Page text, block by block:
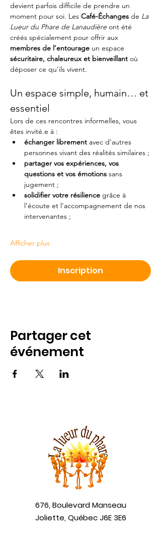
devient parfois difficile de prendre un
moment pour soi. Les Café-Échanges de La
Lueur du Phare de Lanaudière ont été
créés spécialement pour offrir aux
membres de l’entourage un espace
sécuritaire, chaleureux et bienveillant où
déposer ce qu’ils vivent.
Un espace simple, humain… et
essentiel
Lors de ces rencontres informelles, vous
êtes invité.e à :
échanger librement avec d’autres
personnes vivant des réalités similaires ;
partager vos expériences, vos
questions et vos émotions sans
jugement ;
solidifier votre résilience grâce à
l’écoute et l’accompagnement de nos
intervenantes ;
Afficher plus
Inscription
Partager cet
événement
676, Boulevard Manseau
Joliette, Québec J6E 3E6